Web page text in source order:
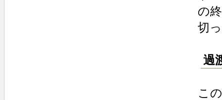
の
切
過
こ